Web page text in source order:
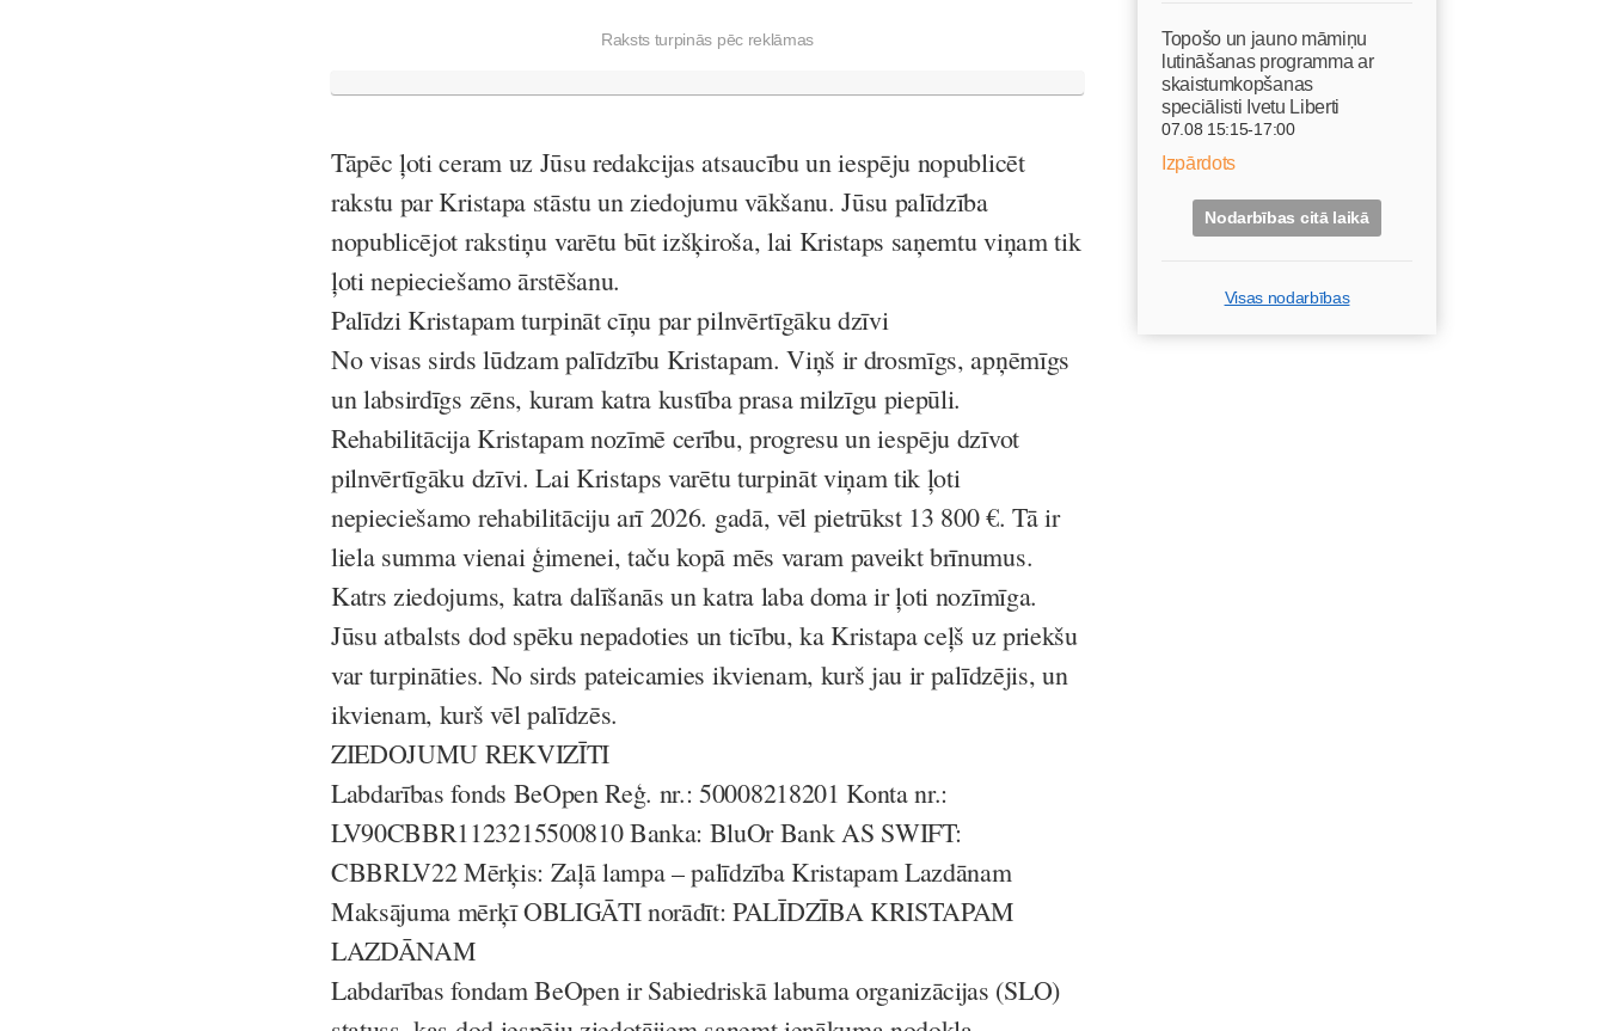
Raksts turpinās pēc reklāmas
Tāpēc ļoti ceram uz Jūsu redakcijas atsaucību un iespēju nopublicēt
rakstu par Kristapa stāstu un ziedojumu vākšanu. Jūsu palīdzība
nopublicējot rakstiņu varētu būt izšķiroša, lai Kristaps saņemtu viņam tik
ļoti nepieciešamo ārstēšanu.
Palīdzi Kristapam turpināt cīņu par pilnvērtīgāku dzīvi
No visas sirds lūdzam palīdzību Kristapam. Viņš ir drosmīgs, apņēmīgs
un labsirdīgs zēns, kuram katra kustība prasa milzīgu piepūli.
Rehabilitācija Kristapam nozīmē cerību, progresu un iespēju dzīvot
pilnvērtīgāku dzīvi. Lai Kristaps varētu turpināt viņam tik ļoti
nepieciešamo rehabilitāciju arī 2026. gadā, vēl pietrūkst 13 800 €. Tā ir
liela summa vienai ģimenei, taču kopā mēs varam paveikt brīnumus.
Katrs ziedojums, katra dalīšanās un katra laba doma ir ļoti nozīmīga.
Jūsu atbalsts dod spēku nepadoties un ticību, ka Kristapa ceļš uz priekšu
var turpināties. No sirds pateicamies ikvienam, kurš jau ir palīdzējis, un
ikvienam, kurš vēl palīdzēs.
ZIEDOJUMU REKVIZĪTI
Labdarības fonds BeOpen Reģ. nr.: 50008218201 Konta nr.:
LV90CBBR1123215500810 Banka: BluOr Bank AS SWIFT:
CBBRLV22 Mērķis: Zaļā lampa – palīdzība Kristapam Lazdānam
Maksājuma mērķī OBLIGĀTI norādīt: PALĪDZĪBA KRISTAPAM
LAZDĀNAM
Labdarības fondam BeOpen ir Sabiedriskā labuma organizācijas (SLO)
Topošo un jauno māmiņu
lutināšanas programma ar
skaistumkopšanas
speciālisti Ivetu Liberti
07.08 15:15-17:00
Izpārdots
Nodarbības citā laikā
Visas nodarbības